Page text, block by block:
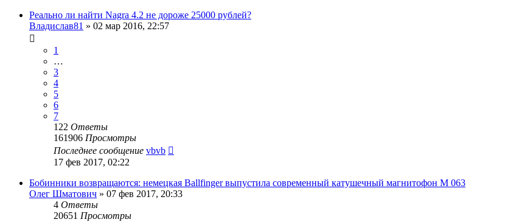
Реально ли найти Nagra 4.2 не дороже 25000 рублей?
Владислав81 » 02 мар 2016, 22:57
1
…
3
4
5
6
7
122 Ответы
161906 Просмотры
Последнее сообщение vbvb
17 фев 2017, 02:22
Бобинники возвращаются: немецкая Ballfinger выпустила современный катушечный магнитофон M 063
Олег Шматович » 07 фев 2017, 20:33
4 Ответы
20651 Просмотры